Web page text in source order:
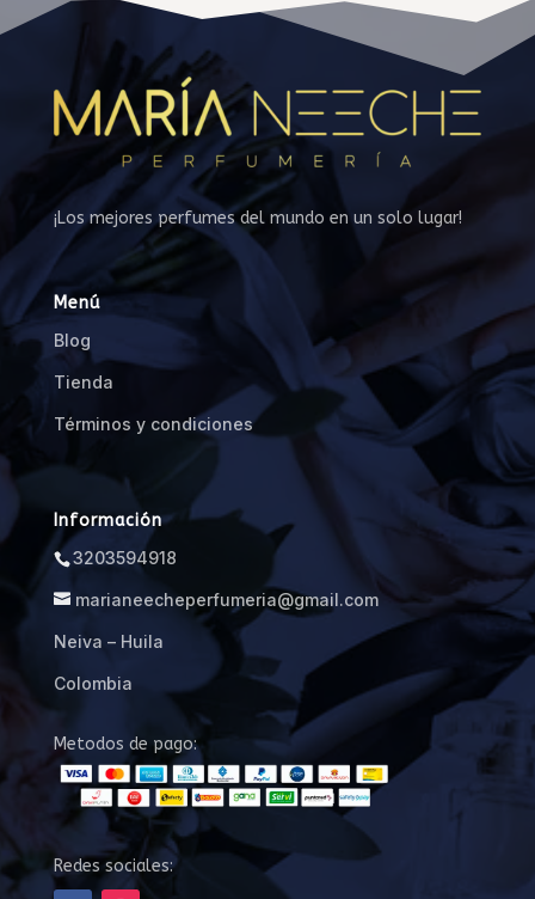
¡Los mejores perfumes del mundo en un solo lugar!
Menú
Blog
Tienda
Términos y condiciones
Información
3203594918
marianeecheperfumeria@gmail.com
Neiva – Huila
Colombia
Metodos de pago:
Redes sociales: